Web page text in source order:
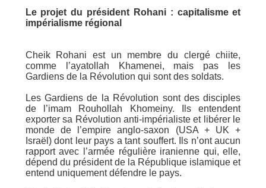
Le projet du président Rohani : capitalisme et
impérialisme régional
Cheik Rohani est un membre du clergé chiite,
comme l’ayatollah Khamenei, mais pas les
Gardiens de la Révolution qui sont des soldats.
Les Gardiens de la Révolution sont des disciples
de l’imam Rouhollah Khomeiny. Ils entendent
exporter sa Révolution anti-impérialiste et libérer le
monde de l’empire anglo-saxon (USA + UK +
Israël) dont leur pays a tant souffert. Ils n’ont aucun
rapport avec l’armée régulière iranienne qui, elle,
dépend du président de la République islamique et
entend uniquement défendre le pays.